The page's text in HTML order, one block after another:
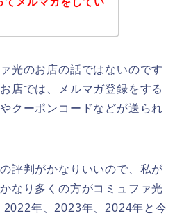
光のお店の話ではないのです
店では、メルマガ登録をする
クーポンコードなどが送られ
評判がかなりいいので、私が
なり多くの方がコミュファ光
年、2023年、2024年と今